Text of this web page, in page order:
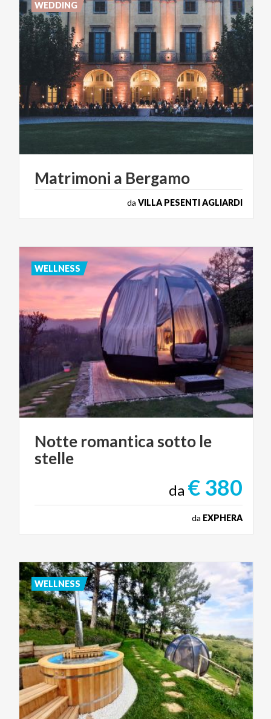
Matrimoni a Bergamo
da VILLA PESENTI AGLIARDI
WEDDING
Notte romantica sotto le
stelle
da € 380
da EXPHERA
WELLNESS
WELLNESS